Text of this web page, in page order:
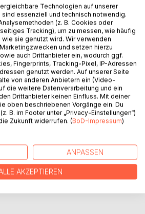
finds it difficult to make friends,
his life. The lovingly illustrated book,
and adults, describes the male
syndrome. As the title
two children with Asperger
alike...
Technologien auf unserer
sind essenziell und technisch notwendig.
(z. B. Cookies oder
Tracking), um zu messen, wie häufig
sie genutzt wird. Wir verwenden
und setzen hierzu
auch Drittanbieter ein, wodurch ggf.
Fingerprints, Tracking-Pixel, IP-Adressen
genutzt werden. Auf unserer Seite
von anderen Anbietern ein (Video-
die weitere Datenverarbeitung und ein
Drittanbieter keinen Einfluss. Mit deiner
oben beschriebenen Vorgänge ein. Du
B. im Footer unter „Privacy-Einstellungen“)
Zukunft widerrufen. (BoD-Impressum)
ANPASSEN
AKZEPTIEREN